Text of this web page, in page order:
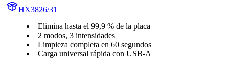
HX3826/31
Elimina hasta el 99,9 % de la placa
2 modos, 3 intensidades
Limpieza completa en 60 segundos
Carga universal rápida con USB-A